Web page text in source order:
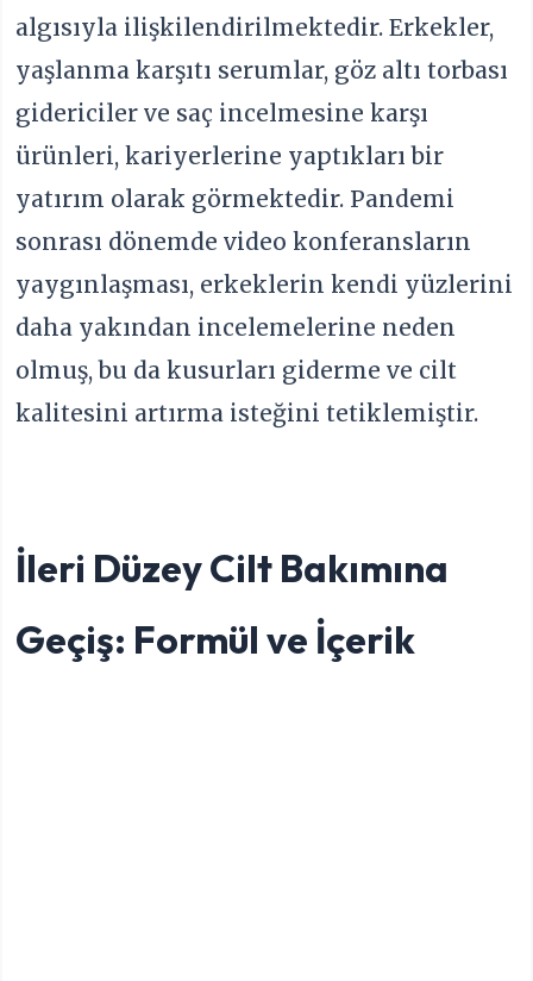
algısıyla ilişkilendirilmektedir. Erkekler,
yaşlanma karşıtı serumlar, göz altı torbası
gidericiler ve saç incelmesine karşı
ürünleri, kariyerlerine yaptıkları bir
yatırım olarak görmektedir. Pandemi
sonrası dönemde video konferansların
yaygınlaşması, erkeklerin kendi yüzlerini
daha yakından incelemelerine neden
olmuş, bu da kusurları giderme ve cilt
kalitesini artırma isteğini tetiklemiştir.
İleri Düzey Cilt Bakımına
Geçiş: Formül ve İçerik